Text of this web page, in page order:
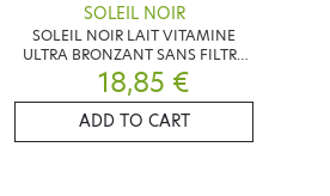
SOLEIL NOIR
SOLEIL NOIR LAIT VITAMINE
ULTRA BRONZANT SANS FILTRE
150ML
18,85 €
ADD TO CART